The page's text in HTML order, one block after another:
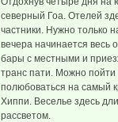
северный Гоа. Отелей
частники. Нужно только
вечера начинается весь
бары с местными и
транс пати. Можно пойти
полюбоваться на самый
Хиппи. Веселье здесь
рассветом.